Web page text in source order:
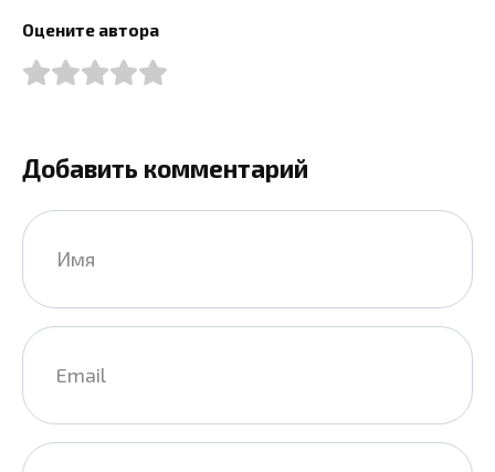
Оцените автора
Добавить комментарий
Имя
Email
Сайт